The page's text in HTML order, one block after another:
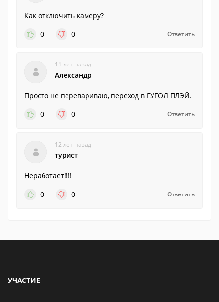
Как отключить камеру?
0
0 Ответить
11 лет назад
Александр
Просто не перевариваю, переход в ГУГОЛ ПЛЭЙ.
0
0 Ответить
12 лет назад
турист
Неработает!!!!
0
0 Ответить
УЧАСТИЕ